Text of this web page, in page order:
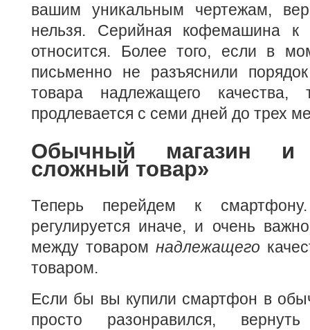
вашим уникальным чертежам,
нельзя. Серийная кофемашина к
относится. Более того, если в
письменно не разъяснили
товара надлежащего качества,
продлевается с семи дней до трех
Обычный магазин и
сложный товар»
Теперь перейдем к
регулируется иначе, и очень
между товаром надлежащего
товаром.
Если бы вы купили смартфон в
просто разонравился,